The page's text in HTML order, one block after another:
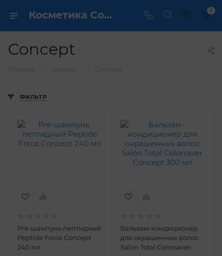
Косметика Concept - купить в интернет магазине ✔️ по выгодной цене 0
Concept
ФИЛЬТР
Pre-шампунь пептидный
Peptide Force Concept
240 мл
Бальзам-кондиционер
для окрашенных волос
Salon Total Colorsaver